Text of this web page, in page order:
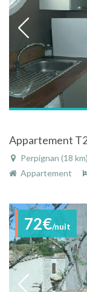
Perpignan (18 km),
Appartement
72€/nuit